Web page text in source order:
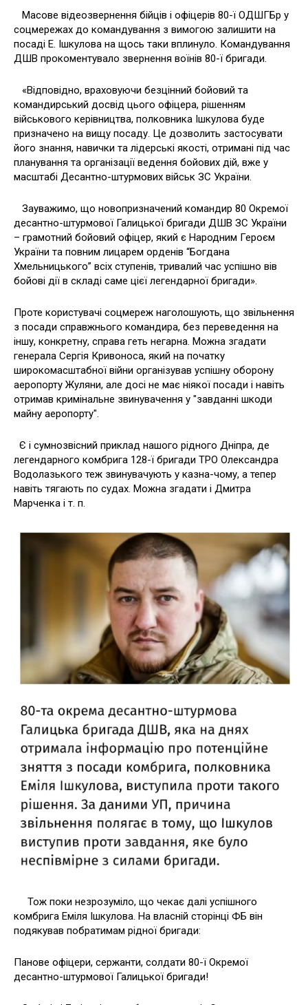
Масове відеозвернення бійців і офіцерів 80-ї ОДШГБр у
соцмережах до командування з вимогою залишити на
посаді Е. Ішкулова на щось таки вплинуло. Командування
ДШВ прокоментувало звернення воїнів 80-ї бригади.
«Відповідно, враховуючи безцінний бойовий та
командирський досвід цього офіцера, рішенням
військового керівництва, полковника Ішкулова буде
призначено на вищу посаду. Це дозволить застосувати
його знання, навички та лідерські якості, отримані під час
планування та організації ведення бойових дій, вже у
масштабі Десантно-штурмових військ ЗС України.
Зауважимо, що новопризначений командир 80 Окремої
десантно-штурмової Галицької бригади ДШВ ЗС України
– грамотний бойовий офіцер, який є Народним Героєм
України та повним лицарем орденів “Богдана
Хмельницького” всіх ступенів, тривалий час успішно вів
бойові дії в складі саме цієї легендарної бригади».
Проте користувачі соцмереж наголошують, що звільнення
з посади справжнього командира, без переведення на
іншу, конкретну, справа геть негарна. Можна згадати
генерала Сергія Кривоноса, який на початку
широкомасштабної війни організував успішну оборону
аеропорту Жуляни, але досі не має ніякої посади і навіть
отримав кримінальне звинувачення у "завданні шкоди
майну аеропорту".
Є і сумнозвісний приклад нашого рідного Дніпра, де
легендарного комбрига 128-ї бригади ТРО Олександра
Водолазького теж звинувачують у казна-чому, а тепер
навіть тягають по судах. Можна згадати і Дмитра
Марченка і т. п.
Тож поки незрозуміло, що чекає далі успішного
комбрига Еміля Ішкулова. На власній сторінці ФБ він
подякував побратимам рідної бригади:
Панове офіцери, сержанти, солдати 80-ї Окремої
десантно-штурмової Галицької бригади!